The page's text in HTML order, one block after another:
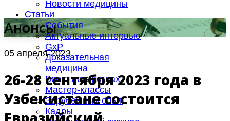
Новости медицины
Статьи
События
Актуальные интервью
GxP
Доказательная
медицина
Все о лекарствах
Мастер-классы
Зарубежный опыт
Кадры
Анонсы
05 апреля 2023
26-28 сентября 2023 года в
Узбекистане состоится